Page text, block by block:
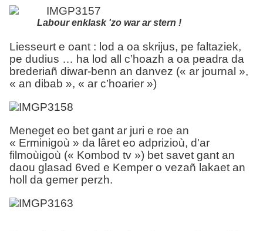
Labour enklask 'zo war ar stern !
Liesseurt e oant : lod a oa skrijus, pe faltaziek,
pe dudius … ha lod all c’hoazh a oa peadra da
brederiañ diwar-benn an danvez (« ar journal »,
« an dibab », « ar c’hoarier »)
Meneget eo bet gant ar juri e roe an
« Erminigoù » da lâret eo adprizioù, d'ar
filmoùigoù (« Kombod tv ») bet savet gant an
daou glasad 6ved e Kemper o vezañ lakaet an
holl da gemer perzh.